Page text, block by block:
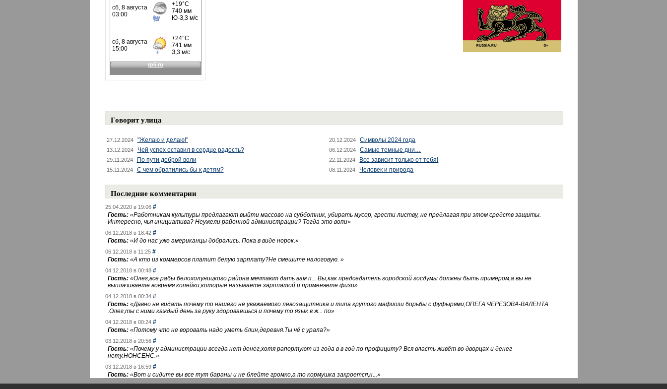
Говорит улица
27.12.2024 "Желаю и делаю!" 20.12.2024 Символы 2024 года
13.12.2024 Чей успех оставил в сердце радость? 06.12.2024 Самые темные дни…
29.11.2024 По пути доброй воли 22.11.2024 Все зависит только от тебя!
15.11.2024 С чем обратились бы к детям? 08.11.2024 Человек и природа
Последние комментарии
25.04.2020 в 19:06 #
Гость: «Работникам культуры предлагают выйти массово на субботник, убирать мусор, грести листву, не предлагая при этом средств защиты.
Интересно, чья инициатива? Неужели районной администрации? Тогда это вопи»
06.12.2018 в 18:42 #
Гость: «И до нас уже американцы добрались. Пока в виде норок.»
06.12.2018 в 11:25 #
Гость: «А кто из коммерсов платит белую зарплату?Не смешите налоговую. »
04.12.2018 в 00:48 #
Гость: «Олег,все рабы белохолуницкого района мечтают дать вам п... Вы,как председатель городской госдумы должны быть примером,а вы не
выплачиваете вовремя копейки,которые называете зарплатой и применяете физи»
04.12.2018 в 00:34 #
Гость: «Давно не видать почему то нашего не уважаемого левозащитника и типа крутого мафиози борьбы с фуфырями,ОПЕГА ЧЕРЕЗОВА-ВАЛЕНТА
.Олег,ты с ними каждый день за руку здороваешься и почему то язык в ж... по»
04.12.2018 в 00:24 #
Гость: «Потому что не воровать надо уметь блин,деревня.Ты чё с урала?»
03.12.2018 в 20:56 #
Гость: «Почему у администрации всегда нет денег,хотя рапортуют из года в в год по профициту? Вся власть живёт во дворцах и денег
нету.НОНСЕНС.»
03.12.2018 в 16:59 #
Гость: «Вот и сидите вы все тут бараны и не блейте громко,а то кормушка закроется,н...»